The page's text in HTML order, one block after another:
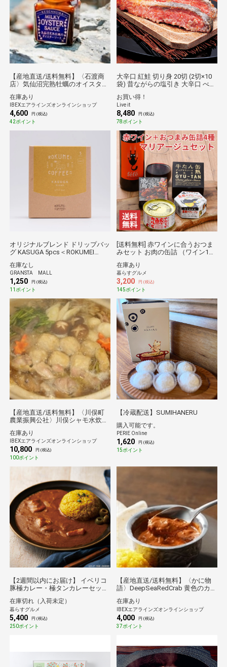
【産地直送/送料無料】〈石渡商
店〉気仙沼完熟牡蠣のオイスター
在庫あり
IBEXエアラインズオンラインショップ
4,600 円 (税込)
42ポイント
大辛口 紅鮭 切り身 20切 (2切×10
袋) 昔ながらの塩引き 大辛口 べに
茶漬け おにぎり おつまみ 冷凍 保
存食 JREポイント消化 送料無料
お買い得！
Live it
8,480 円 (税込)
78ポイント
オリジナルブレンド ドリップバッ
グ KASUGA 5pcs＜ROKUMEI
在庫なし
GRANSTA MALL
1,250 円 (税込)
11ポイント
[送料無料] 赤ワインに合うおつま
みセット お肉の缶詰 （ワイン1本
[C01][3～4営業日以内に出荷][常温]
倉庫B
在庫あり
暮らすグルメ
3,200 円 (税込)
145ポイント
【産地直送/送料無料】〈川俣町
農業振興公社〉川俣シャモ水炊き
在庫あり
IBEXエアラインズオンラインショップ
10,800 円 (税込)
100ポイント
【冷蔵配送】SUMIHANERU
購入可能です。
PERIE Online
1,620 円 (税込)
15ポイント
【2週間以内にお届け】 イベリコ
豚極カレー・極タンカレーセット
離島不可] [代引き不可]ギフト 倉庫
C
在庫切れ（入荷未定）
暮らすグルメ
5,400 円 (税込)
250ポイント
【産地直送/送料無料】〈かに物
語〉DeepSeaRedCrab 黄色のカニ
在庫あり
IBEXエアラインズオンラインショップ
4,000 円 (税込)
37ポイント